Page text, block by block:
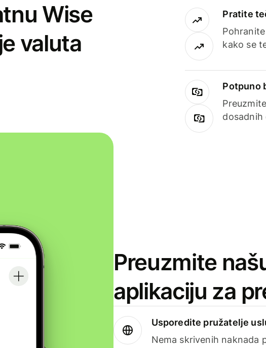
Wise
valuta
Pratite
kako se
Potpuno
dosadnih
Preuzmite
aplikaciju za
Usporedite pružatelje
Nema skrivenih naknada